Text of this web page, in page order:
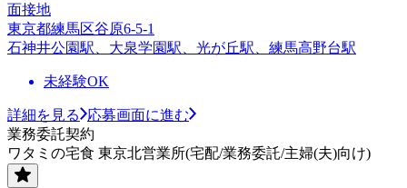
面接地
東京都練馬区谷原6-5-1
石神井公園駅、大泉学園駅、光が丘駅、練馬高野台駅
未経験OK
詳細を見る
応募画面に進む
業務委託契約
ワタミの宅食 東京北営業所(宅配/業務委託/主婦(夫)向け)